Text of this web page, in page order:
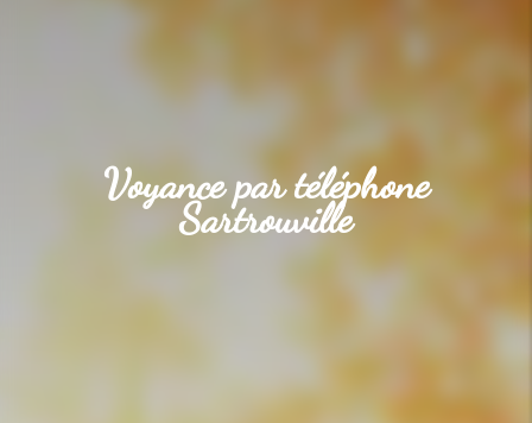
Voyance par téléphone
Sartrouville